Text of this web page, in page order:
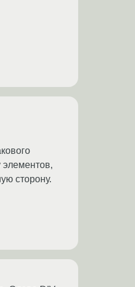
элементов,
сторону.